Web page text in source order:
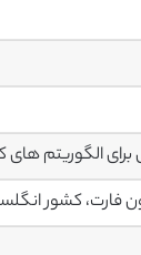
الگوریتم های
فارت، کشور